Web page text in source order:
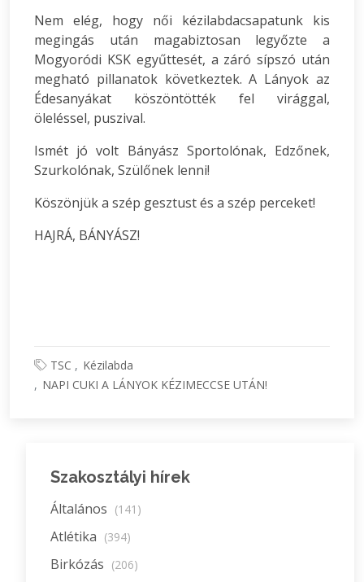
Nem elég, hogy női kézilabdacsapatunk kis
megingás után magabiztosan legyőzte a
Mogyoródi KSK egyűttesét, a záró sípszó után
megható pillanatok következtek. A Lányok az
Édesanyákat köszöntötték fel virággal,
öleléssel, puszival.
Ismét jó volt Bányász Sportolónak, Edzőnek,
Szurkolónak, Szülőnek lenni!
Köszönjük a szép gesztust és a szép perceket!
HAJRÁ, BÁNYÁSZ!
TSC
Kézilabda
NAPI CUKI A LÁNYOK KÉZIMECCSE UTÁN!
Szakosztályi hírek
Általános (141)
Atlétika (394)
Birkózás (206)